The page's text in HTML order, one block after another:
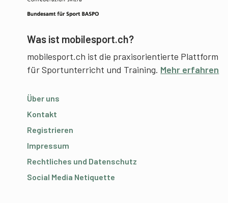
Was ist mobilesport.ch?
mobilesport.ch ist die praxisorientierte Plattform
für Sportunterricht und Training. Mehr erfahren
Über uns
Kontakt
Registrieren
Impressum
Rechtliches und Datenschutz
Social Media Netiquette